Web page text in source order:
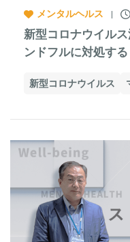
メンタルヘルス
新型コロナウイル
ンドフルに対処する
新型コロナウイルス